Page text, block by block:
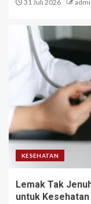
31 Juli 2026
KESEHATAN
Lemak Tak
untuk Kesehatan